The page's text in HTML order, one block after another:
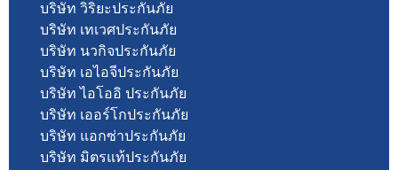
บริษัท วิริยะประกันภัย
บริษัท เทเวศประกันภัย
บริษัท นวกิจประกันภัย
บริษัท เอไอจีประกันภัย
บริษัท ไอโออิ ประกันภัย
บริษัท เออร์โกประกันภัย
บริษัท แอกซ่าประกันภัย
บริษัท มิตรแท้ประกันภัย